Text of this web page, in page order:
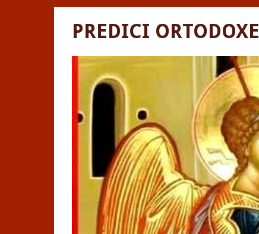
PREDICI ORTODOXE